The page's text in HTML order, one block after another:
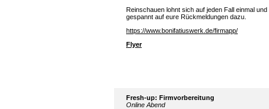
Reinschauen lohnt sich auf jeden Fall einmal
gespannt auf eure Rückmeldungen dazu.
https://www.bonifatiuswerk.de/firmapp/
Flyer
Fresh-up: Firmvorbereitung
Online Abend